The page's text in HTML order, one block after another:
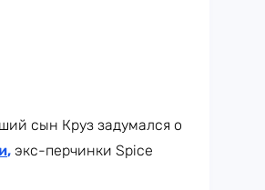
сын Круз задумался о
, экс-перчинки Spice